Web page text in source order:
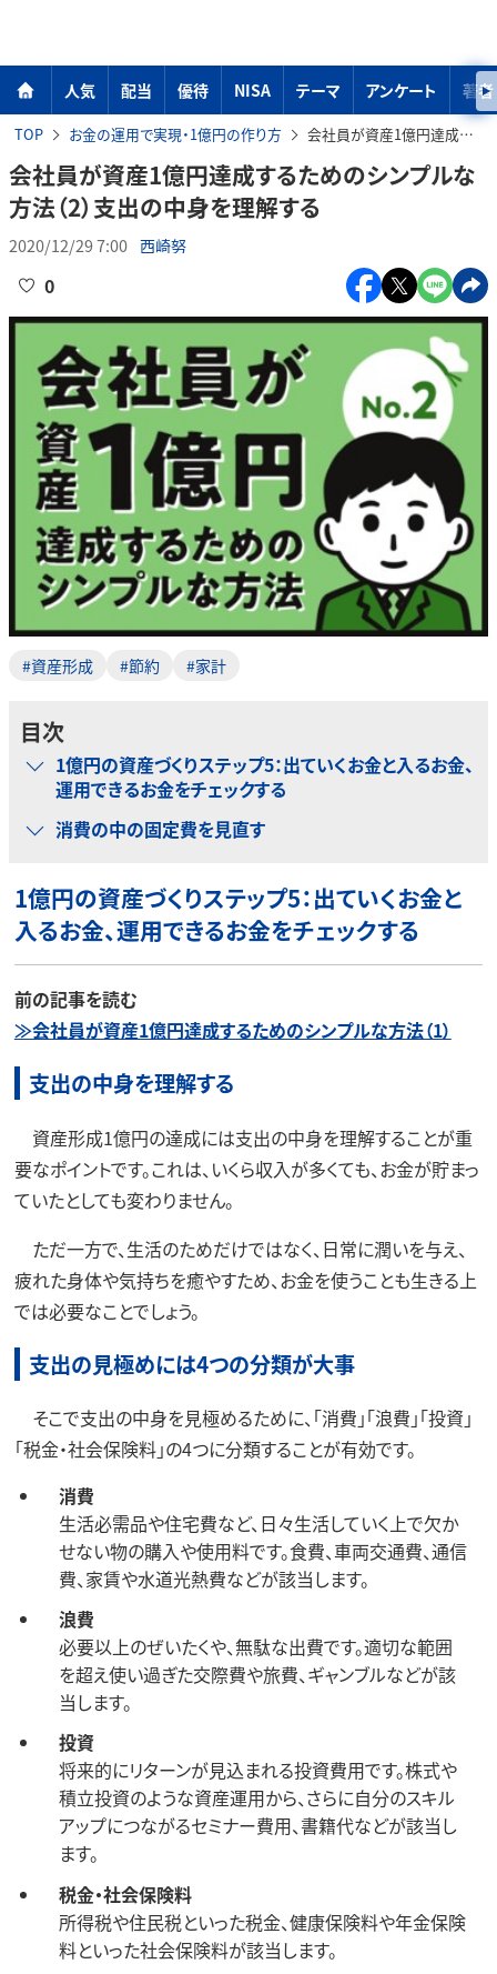
人気 配当 優待 NISA テーマ アンケート 著者
TOP お金の運用で実現・1億円の作り方 会社員が資産1億円達成するためのシンプルな方法（2）支出の中身を理解する
会社員が資産1億円達成するためのシンプルな
方法（2）支出の中身を理解する
2020/12/29 7:00 西崎努
0
#資産形成 #節約 #家計
目次
1億円の資産づくりステップ5：出ていくお金と入るお金、
運用できるお金をチェックする
消費の中の固定費を見直す
1億円の資産づくりステップ5：出ていくお金と
入るお金、運用できるお金をチェックする
前の記事を読む
≫会社員が資産1億円達成するためのシンプルな方法（1）
支出の中身を理解する
資産形成1億円の達成には支出の中身を理解することが重
要なポイントです。これは、いくら収入が多くても、お金が貯まっ
ていたとしても変わりません。
ただ一方で、生活のためだけではなく、日常に潤いを与え、
疲れた身体や気持ちを癒やすため、お金を使うことも生きる上
では必要なことでしょう。
支出の見極めには4つの分類が大事
そこで支出の中身を見極めるために、「消費」「浪費」「投資」
「税金・社会保険料」の4つに分類することが有効です。
消費
生活必需品や住宅費など、日々生活していく上で欠か
せない物の購入や使用料です。食費、車両交通費、通信
費、家賃や水道光熱費などが該当します。
浪費
必要以上のぜいたくや、無駄な出費です。適切な範囲
を超え使い過ぎた交際費や旅費、ギャンブルなどが該
当します。
投資
将来的にリターンが見込まれる投資費用です。株式や
積立投資のような資産運用から、さらに自分のスキル
アップにつながるセミナー費用、書籍代などが該当し
ます。
税金・社会保険料
所得税や住民税といった税金、健康保険料や年金保険
料といった社会保険料が該当します。